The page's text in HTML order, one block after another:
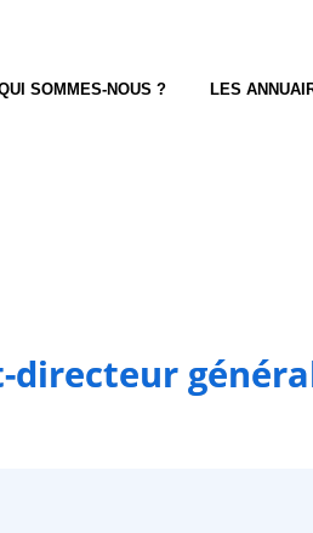
SOMMES-NOUS ? LES
directeur